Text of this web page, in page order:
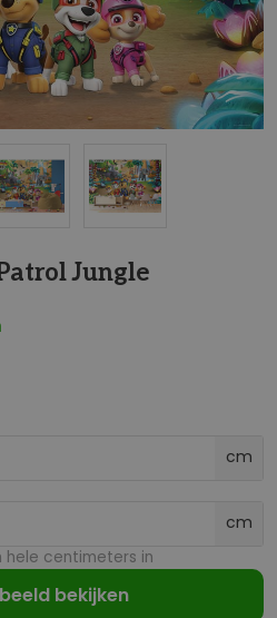
Jungle
cm
cm
hele centimeters in
bekijken